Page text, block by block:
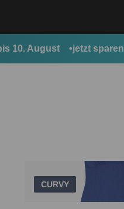
August jetzt sparen
CURVY